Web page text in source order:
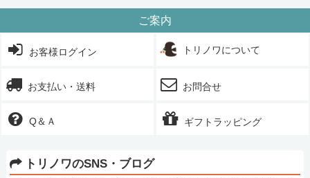
ご案内
お客様ログイン トリノワについて
お支払い・送料 お問合せ
Q＆Ａ ギフトラッピング
トリノワのSNS・ブログ